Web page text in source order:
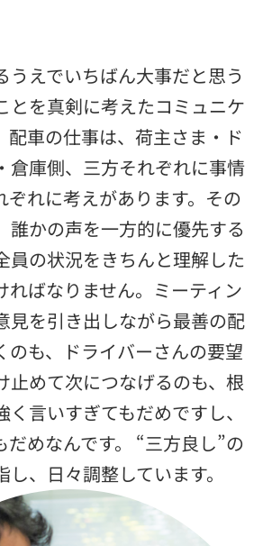
うえでいちばん大事だと思う
とを真剣に考えたコミュニケ
配車の仕事は、荷主さま・ド
倉庫側、三方それぞれに事情
ぞれに考えがあります。その
誰かの声を一方的に優先する
員の状況をきちんと理解した
ればなりません。ミーティン
見を引き出しながら最善の配
のも、ドライバーさんの要望
止めて次につなげるのも、根
く言いすぎてもだめですし、
だめなんです。 “三方良し”の
、日々調整しています。